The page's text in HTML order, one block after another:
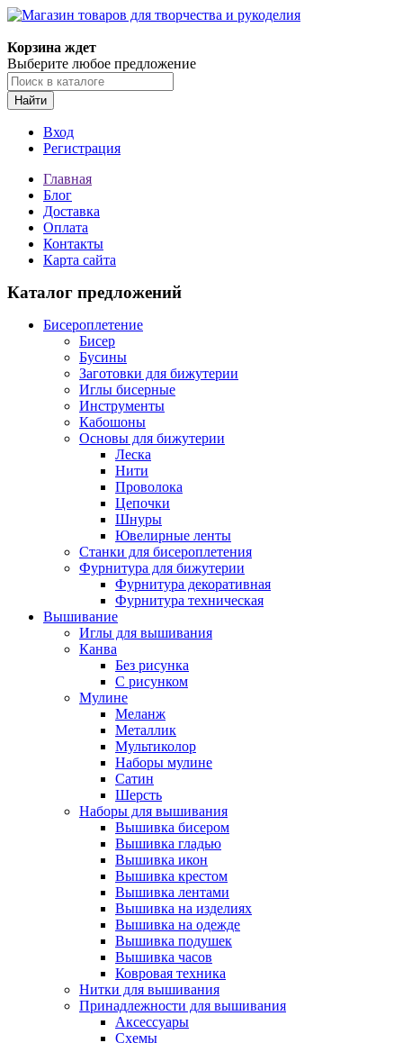
Корзина ждет
Выберите любое предложение
Найти
Вход
Регистрация
Главная
Блог
Доставка
Оплата
Контакты
Карта сайта
Каталог предложений
Бисероплетение
Бисер
Бусины
Заготовки для бижутерии
Иглы бисерные
Инструменты
Кабошоны
Основы для бижутерии
Леска
Нити
Проволока
Цепочки
Шнуры
Ювелирные ленты
Станки для бисероплетения
Фурнитура для бижутерии
Фурнитура декоративная
Фурнитура техническая
Вышивание
Иглы для вышивания
Канва
Без рисунка
С рисунком
Мулине
Меланж
Металлик
Мультиколор
Наборы мулине
Сатин
Шерсть
Наборы для вышивания
Вышивка бисером
Вышивка гладью
Вышивка икон
Вышивка крестом
Вышивка лентами
Вышивка на изделиях
Вышивка на одежде
Вышивка подушек
Вышивка часов
Ковровая техника
Нитки для вышивания
Принадлежности для вышивания
Аксессуары
Схемы